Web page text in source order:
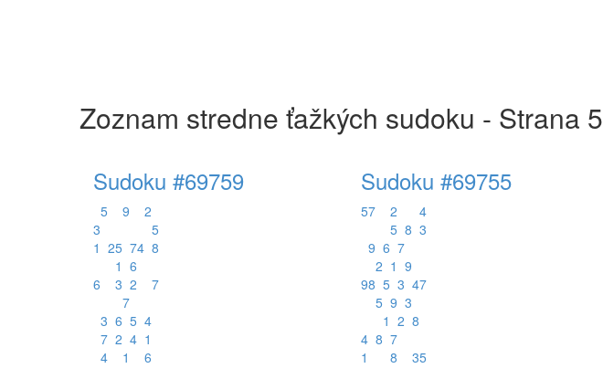
Zoznam stredne ťažkých sudoku - Strana 5
Sudoku #69759
5 9
2
3
5
1 25 74 8
1 6
6
3 2
7
7
3 6 5 4
7 2 4 1
4
1 6
Sudoku #69755
57 2
4
5 8 3
9 6 7
2 1 9
98 5 3 47
5 9 3
1 2 8
4 8 7
1
8 35